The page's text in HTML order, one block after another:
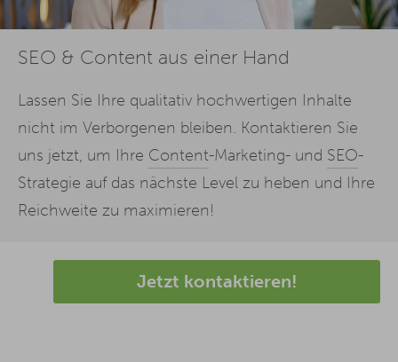
SEO & Content aus einer Hand
Lassen Sie Ihre qualitativ hochwertigen Inhalte
nicht im Verborgenen bleiben. Kontaktieren Sie
uns jetzt, um Ihre Content-Marketing- und SEO-
Strategie auf das nächste Level zu heben und Ihre
Reichweite zu maximieren!
Jetzt kontaktieren!